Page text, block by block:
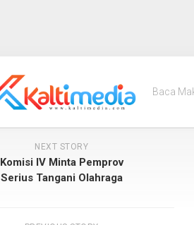
Baca
NEXT STORY
Komisi IV Minta Pemprov
Serius Tangani Olahraga